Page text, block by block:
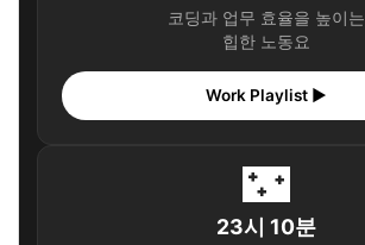
코딩과 업무 효율을 높이는
힙한 노동요
Work Playlist ▶
🌃
23시 10분